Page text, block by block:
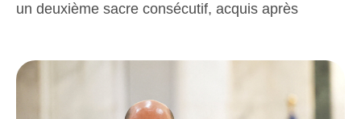
un deuxième sacre consécutif, acquis après